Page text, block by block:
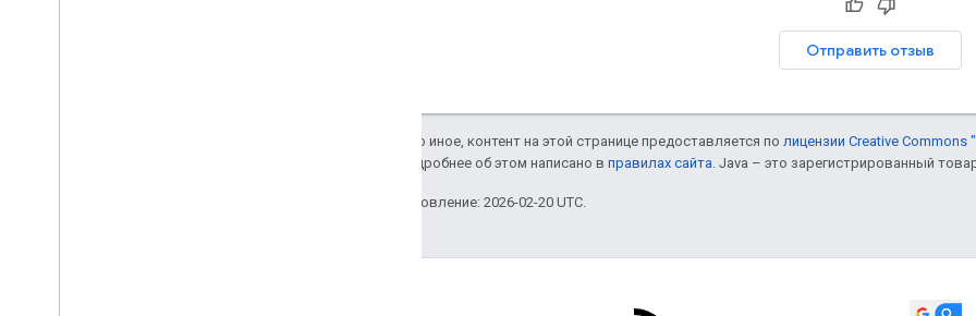
Отправить отзыв
Если не указано иное, контент на этой странице предоставляется по лицензии Creative
. Подробнее об этом написано в правилах сайта . Java – это зарегистрированный
Последнее обновление: 2026-02-20 UTC.